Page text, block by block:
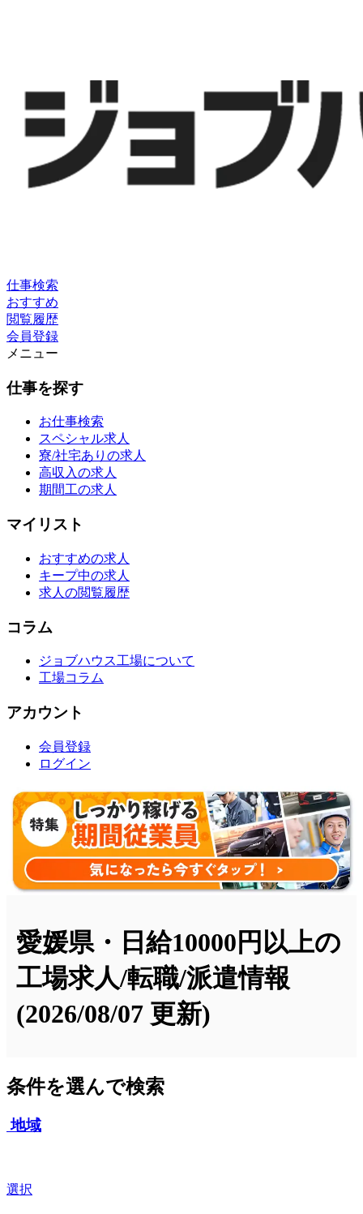
仕事検索
おすすめ
閲覧履歴
会員登録
メニュー
仕事を探す
お仕事検索
スペシャル求人
寮/社宅ありの求人
高収入の求人
期間工の求人
マイリスト
おすすめの求人
キープ中の求人
求人の閲覧履歴
コラム
ジョブハウス工場について
工場コラム
アカウント
会員登録
ログイン
愛媛県・日給10000円以上の
工場求人/転職/派遣情報
(2026/08/07 更新)
条件を選んで検索
地域
選択